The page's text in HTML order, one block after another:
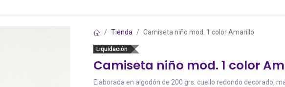
Tienda Camiseta niño mod. 1 color Amarillo
Liquidación
Camiseta niño mod. 1 color
Elaborada en algodón de 200 grs. cuello redondo decorado,